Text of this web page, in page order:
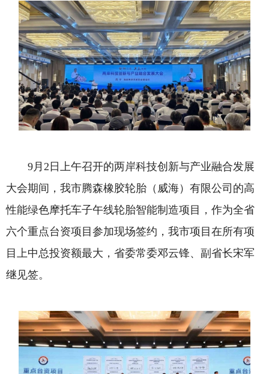
9月2日上午召开的两岸科技创新与产业融合发展
大会期间，我市腾森橡胶轮胎（威海）有限公司的高
性能绿色摩托车子午线轮胎智能制造项目，作为全省
六个重点台资项目参加现场签约，我市项目在所有项
目上中总投资额最大，省委常委邓云锋、副省长宋军
继见签。